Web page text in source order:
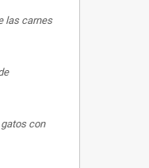
las carnes
con